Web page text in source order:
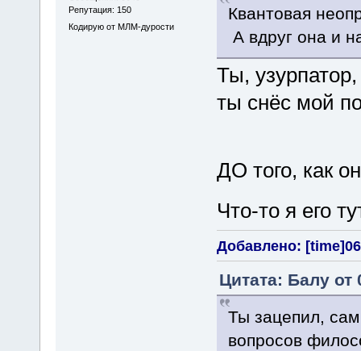
Репутация: 150
Кодирую от МЛМ-дурости
Квантовая
А вдруг она и
Ты,
ты снёс мой
ДО того, как
Что-то я его
Добавлено:
Цитата: Балу от
Ты зацепил,
вопросов